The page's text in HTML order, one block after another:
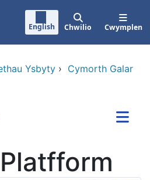
English Chwilio Cwymplen
Ysbyty › Cymorth Galar